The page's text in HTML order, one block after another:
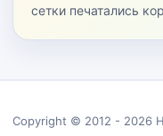
сетки печатались
Copyright © 2012 - 2026